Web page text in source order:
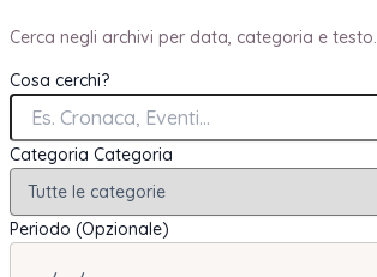
Cerca negli archivi per data, categoria e testo.
Cosa cerchi?
Categoria Categoria
Periodo (Opzionale)